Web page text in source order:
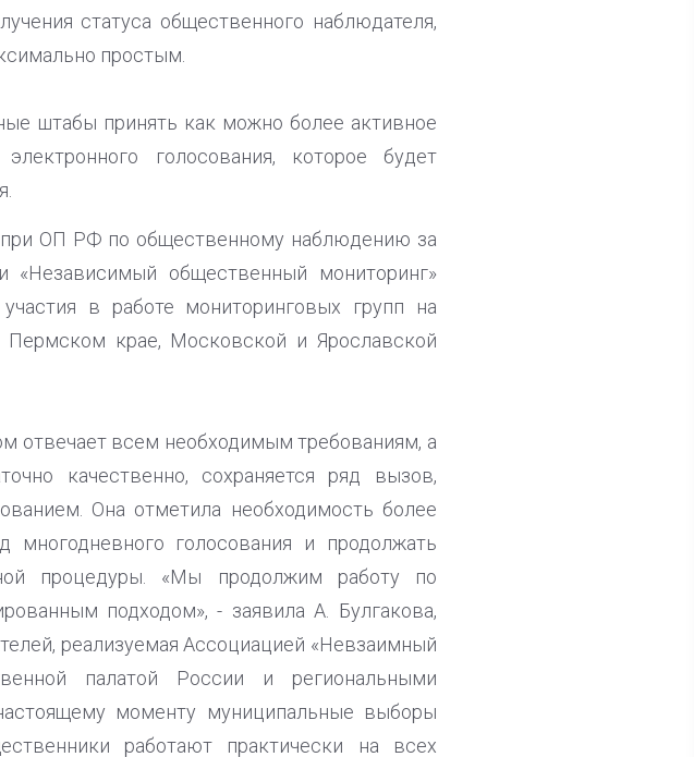
статуса общественного наблюдателя,
простым.
штабы принять как можно более активное
голосования, которое будет
при ОП РФ по общественному наблюдению за
«Независимый общественный мониторинг»
в работе мониторинговых групп на
Пермском крае, Московской и Ярославской
отвечает всем необходимым требованиям, а
качественно, сохраняется ряд вызов,
Она отметила необходимость более
многодневного голосования и продолжать
процедуры. «Мы продолжим работу по
подходом», - заявила А. Булгакова,
реализуемая Ассоциацией «Невзаимный
палатой России и региональными
моменту муниципальные выборы
работают практически на всех